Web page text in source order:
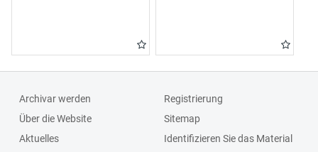
Archivar werden
Über die Website
Aktuelles
Registrierung
Sitemap
Identifizieren Sie das Material